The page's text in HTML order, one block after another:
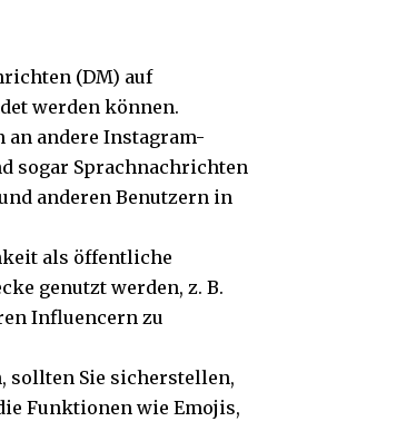
(DM) auf
werden können.
andere Instagram-
sogar Sprachnachrichten
anderen Benutzern in
als öffentliche
genutzt werden, z. B.
Influencern zu
sollten Sie sicherstellen,
Funktionen wie Emojis,